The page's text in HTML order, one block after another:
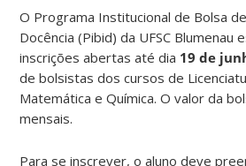
O Programa Institucional de Bolsa
Docência (Pibid) da UFSC Blumenau
inscrições abertas até dia 19 de
de bolsistas dos cursos de
Matemática e Química. O valor da
mensais.
Para se inscrever, o aluno deve